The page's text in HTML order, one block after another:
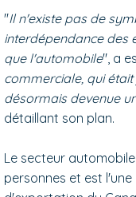
"Il n'existe pas de
interdépendance des
que l'automobile", a
commerciale, qui
désormais devenue
détaillant son plan.
Le secteur
personnes et est